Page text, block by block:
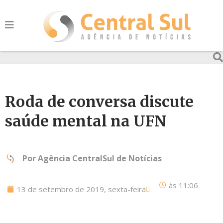
Roda de conversa discute
saúde mental na UFN
PorAgência CentralSul de Notícias
13 de setembro de 2019, sexta-feira às 11:06